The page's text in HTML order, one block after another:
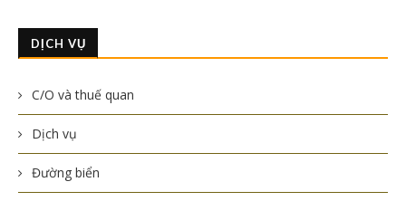
DỊCH VỤ
C/O và thuế quan
Dịch vụ
Đường biển